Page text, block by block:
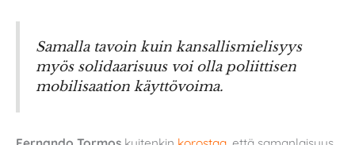
Samalla tavoin kuin kansallismielisyys
myös solidaarisuus voi olla poliittisen
mobilisaation käyttövoima.